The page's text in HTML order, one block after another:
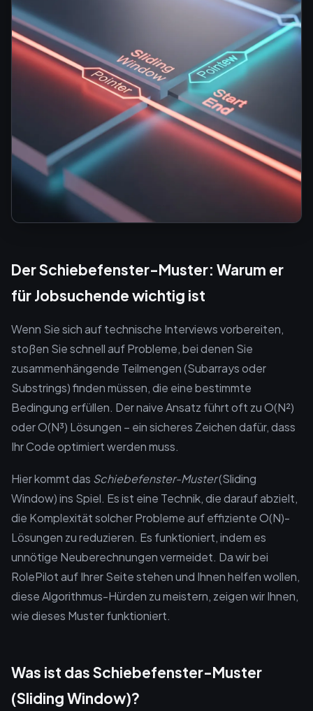
Der Schiebefenster-Muster: Warum er
für Jobsuchende wichtig ist
Wenn Sie sich auf technische Interviews vorbereiten,
stoßen Sie schnell auf Probleme, bei denen Sie
zusammenhängende Teilmengen (Subarrays oder
Substrings) finden müssen, die eine bestimmte
Bedingung erfüllen. Der naive Ansatz führt oft zu O(N²)
oder O(N³) Lösungen – ein sicheres Zeichen dafür, dass
Ihr Code optimiert werden muss.
Hier kommt das Schiebefenster-Muster(Sliding
Window) ins Spiel. Es ist eine Technik, die darauf abzielt,
die Komplexität solcher Probleme auf effiziente O(N)-
Lösungen zu reduzieren. Es funktioniert, indem es
unnötige Neuberechnungen vermeidet. Da wir bei
RolePilot auf Ihrer Seite stehen und Ihnen helfen wollen,
diese Algorithmus-Hürden zu meistern, zeigen wir Ihnen,
wie dieses Muster funktioniert.
Was ist das Schiebefenster-Muster
(Sliding Window)?